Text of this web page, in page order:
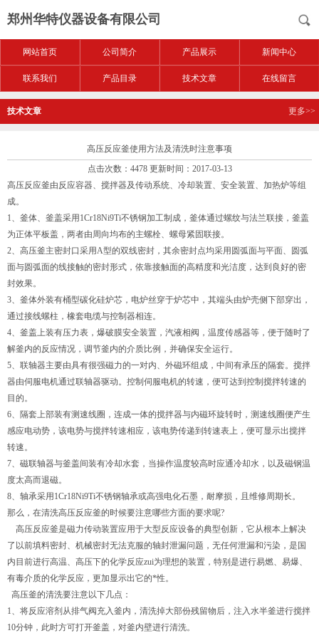
郑州华特仪器设备有限公司
网站首页 公司简介 产品展示 新闻中心
联系我们 产品目录 技术文章 在线留言
技术文章 更多>>
高压反应釜使用方法及清洗时注意事项
点击次数：4478 更新时间：2017-03-13
高压反应釜由反应容器、搅拌器及传动系统、冷却装置、安全装置、加热炉等组
成。
1、釜体、釜盖采用1Cr18Ni9Ti不锈钢加工制成，釜体通过螺纹与法兰联接，釜盖
为正体平板盖，两者由周向均布的主螺栓、螺母紧固联接。
2、高压釜主密封口采用A型的双线密封，其余密封点均采用圆弧面与平面、圆弧
面与圆弧面的线接触的密封形式，依靠接触面的高精度和光洁度，达到良好的密
封效果。
3、釜体外装有桶型碳化硅炉芯，电炉丝穿于炉芯中，其端头由炉壳侧下部穿出，
通过接线螺柱，橡套电缆与控制器相连。
4、釜盖上装有压力表，爆破膜安全装置，汽液相阀，温度传感器等，便于随时了
解釜内的反应情况，调节釜内的介质比例，并确保安全运行。
5、联轴器主要由具有很强磁力的一对内、外磁环组成，中间有承压的隔套。搅拌
器由伺服电机通过联轴器驱动。控制伺服电机的转速，便可达到控制搅拌转速的
目的。
6、隔套上部装有测速线圈，连成一体的搅拌器与内磁环旋转时，测速线圈便产生
感应电动势，该电势与搅拌转速相应，该电势传递到转速表上，便可显示出搅拌
转速。
7、磁联轴器与釜盖间装有冷却水套，当操作温度较高时应通冷却水，以及磁钢温
度太高而退磁。
8、轴承采用1Cr18Ni9Ti不锈钢轴承或高强电化石墨，耐摩损，且维修周期长。
那么，在清洗高压反应釜的时候要注意哪些方面的要求呢?
高压反应釜是磁力传动装置应用于大型反应设备的典型创新，它从根本上解决
了以前填料密封、机械密封无法克服的轴封泄漏问题，无任何泄漏和污染，是国
内目前进行高温、高压下的化学反应zui为理想的装置，特别是进行易燃、易爆、
有毒介质的化学反应，更加显示出它的*性。
高压釜的清洗要注意以下几点：
1、将反应溶剂从排气阀充入釜内，清洗掉大部份残留物后，注入水半釜进行搅拌
10分钟，此时方可打开釜盖，对釜内壁进行清洗。